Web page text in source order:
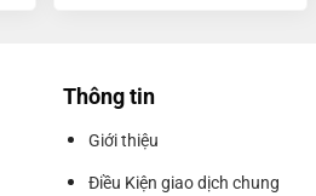
Thông tin
Giới thiệu
Điều Kiện giao dịch chung